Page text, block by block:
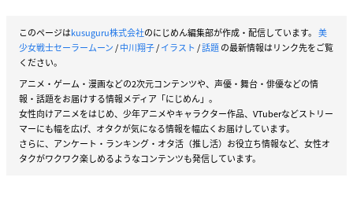
このページはkusuguru株式会社のにじめん編集部が作成・配信しています。 美
少女戦士セーラームーン/中川翔子/イラスト /話題の最新情報はリンク先をご覧
ください。
アニメ・ゲーム・漫画などの2次元コンテンツや、声優・舞台・俳優などの情
報・話題をお届けする情報メディア「にじめん」。
女性向けアニメをはじめ、少年アニメやキャラクター作品、VTuberなどストリー
マーにも幅を広げ、オタクが気になる情報を幅広くお届けしています。
さらに、アンケート・ランキング・オタ活（推し活）お役立ち情報など、女性オ
タクがワクワク楽しめるようなコンテンツも発信しています。